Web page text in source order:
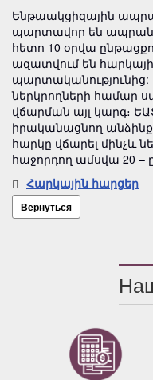
Ենթաակցիզային
պարտավոր են
հետո 10 օրվա
ազատվում են
պարտականությունից:
ներկրողների համար
վճարման այլ կարգ։
իրականացնող
հարկը վճարել մինչև
հաջորդող ամսվա 20 –
Հարկային հարցեր
Вернуться